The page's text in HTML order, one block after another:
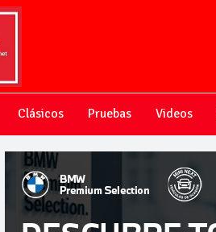
Clásicos Pruebas Videos